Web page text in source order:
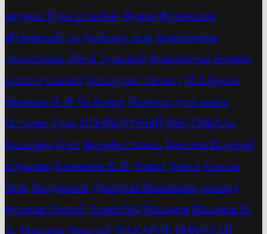
медики Тулы на войне Жуков Жуковский
Жуковский: из далёкого села Знаменитые
десантники 106-й Тульской Знаменитые моряки
земли тульской Золотухин Леонид И.А.Бунин
Иванова Н. Ф Из Книги Извечна духа маята
История Тулы ИТЕРАТУРНЫЙ ФЕСТИВАЛь
Каширин Олег Кинофестиваль Киселев Валерий
Юрьевич Клепиков В. И. Книга Книги Козлов
Егор Кондрашов Дмитрий Ивановича краевед
Куликов Сергей Лицей №2 Макаров Макаров Н.
А. Макаров Николай МАКАРОВ НИКОЛАЙ